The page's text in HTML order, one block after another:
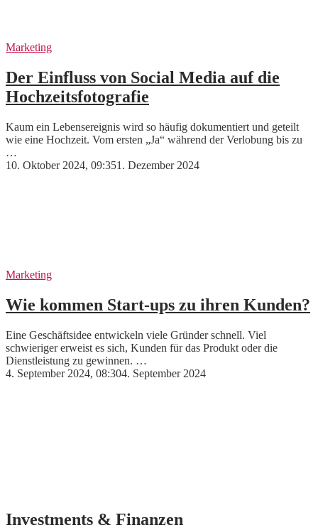
Marketing
Der Einfluss von Social Media auf die
Hochzeitsfotografie
Kaum ein Lebensereignis wird so häufig dokumentiert und geteilt
wie eine Hochzeit. Vom ersten „Ja“ während der Verlobung bis zu
…
10. Oktober 2024, 09:351. Dezember 2024
Marketing
Wie kommen Start-ups zu ihren Kunden?
Eine Geschäftsidee entwickeln viele Gründer schnell. Viel
schwieriger erweist es sich, Kunden für das Produkt oder die
Dienstleistung zu gewinnen. …
4. September 2024, 08:304. September 2024
Investments & Finanzen